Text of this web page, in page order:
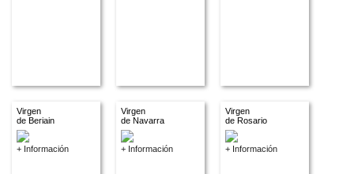
Virgen
de Beriain
+ Información
Virgen
de Navarra
+ Información
Virgen
de Rosario
+ Información